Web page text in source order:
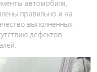
автомобиля,
правильно и на
выполненных
дефектов